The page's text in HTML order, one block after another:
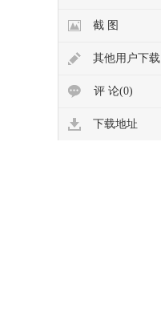
截 图
其他用户下载
评 论(0)
下载地址